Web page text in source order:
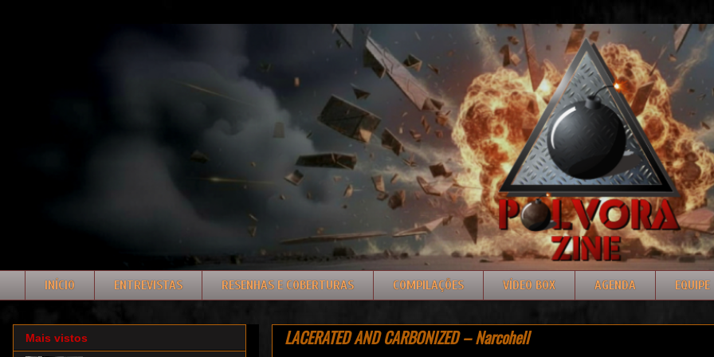
INÍCIO ENTREVISTAS RESENHAS E COBERTURAS COMPILAÇÕES VÍDEO BOX AGENDA EQUIPE
LACERATED AND CARBONIZED – Narcohell
Mais vistos